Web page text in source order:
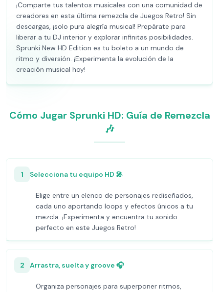
¡Comparte tus talentos musicales con una comunidad de
creadores en esta última remezcla de Juegos Retro! Sin
descargas, ¡solo pura alegría musical! Prepárate para
liberar a tu DJ interior y explorar infinitas posibilidades.
Sprunki New HD Edition es tu boleto a un mundo de
ritmo y diversión. ¡Experimenta la evolución de la
creación musical hoy!
Cómo Jugar Sprunki HD: Guía de Remezcla
🎶
1 Selecciona tu equipo HD 🎤
Elige entre un elenco de personajes rediseñados,
cada uno aportando loops y efectos únicos a tu
mezcla. ¡Experimenta y encuentra tu sonido
perfecto en este Juegos Retro!
2 Arrastra, suelta y groove 🎧
Organiza personajes para superponer ritmos,